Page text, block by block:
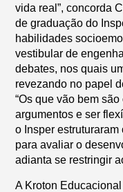
vida real”, concorda
de graduação do
habilidades
vestibular de
debates, nos quais
revezando no papel
“Os que vão bem
argumentos e ser
o Insper
para avaliar o
adianta se restringir
A Kroton